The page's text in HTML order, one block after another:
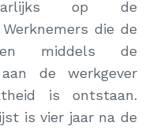
op de
die de
middels de
de werkgever
is ontstaan.
is vier jaar na de